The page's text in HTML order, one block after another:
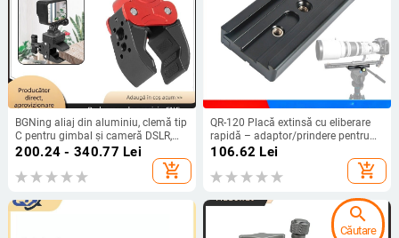
BGNing aliaj din aluminiu, clemă tip
C pentru gimbal și cameră DSLR,
braț magic pentru extindere trepied
200.24 - 340.77 Lei
add_shopping_cart
QR-120 Placă extinsă cu eliberare
rapidă – adaptor/prindere pentru
baza de trepied DSLR
106.62 Lei
add_shopping_cart
search
Căutare